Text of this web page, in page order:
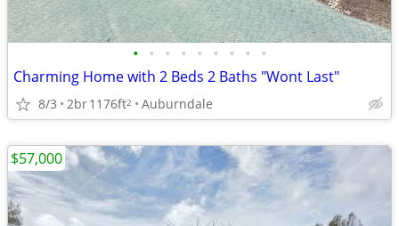
• • • • • • • • •
Charming Home with 2 Beds 2 Baths "Wont Last"
8/3 2br1176ft2 Auburndale
$57,000